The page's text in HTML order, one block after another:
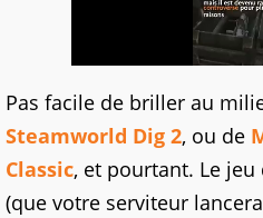
Pas facile de briller au
Steamworld Dig 2, ou de
Classic, et pourtant. Le
(que votre serviteur